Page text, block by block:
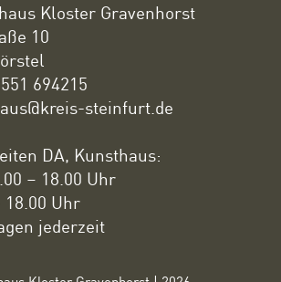
Kloster Gravenhorst
10
694215
steinfurt.de
DA, Kunsthaus:
– 18.00 Uhr
18.00 Uhr
jederzeit